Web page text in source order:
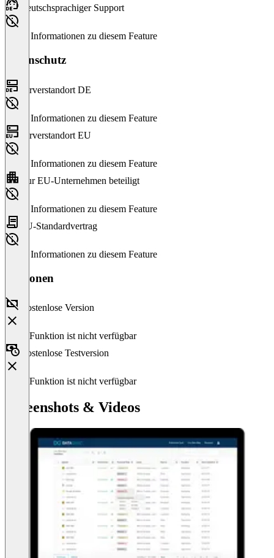
Deutschsprachiger Support
Keine Informationen zu diesem Feature
Datenschutz
Serverstandort DE
Keine Informationen zu diesem Feature
Serverstandort EU
Keine Informationen zu diesem Feature
Nur EU-Unternehmen beteiligt
Keine Informationen zu diesem Feature
EU-Standardvertrag
Keine Informationen zu diesem Feature
Versionen
Kostenlose Version
Diese Funktion ist nicht verfügbar
Kostenlose Testversion
Diese Funktion ist nicht verfügbar
Screenshots & Videos